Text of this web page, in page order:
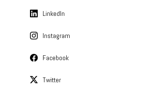
LinkedIn
Instagram
Facebook
Twitter